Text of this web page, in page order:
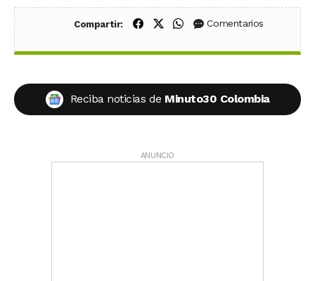
Compartir: Compartir en Facebook
Compartir en X (Twitter)
Compartir en WhatsApp
Comentarios
Reciba noticias de Minuto30 Colombia
ANUNCIO